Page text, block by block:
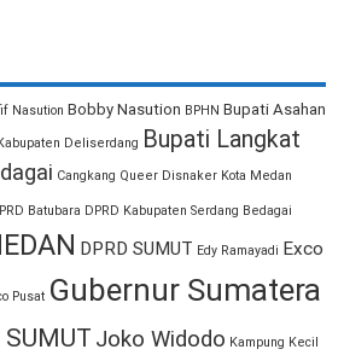
Nasution Bobby Nasution BPHN Bupati Asahan
Deliserdang Bupati Langkat
Cangkang Queer Disnaker Kota Medan
Batubara DPRD Kabupaten Serdang Bedagai
DPRD SUMUT Edy Ramayadi Exco
Pusat Gubernur Sumatera
SUMUT Joko Widodo Kampung Kecil